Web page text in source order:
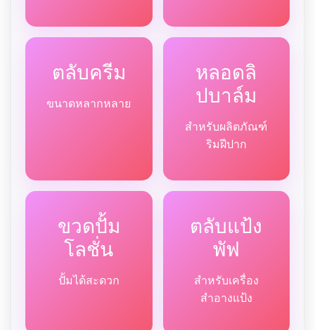
ตลับครีม
ขนาดหลากหลาย
หลอดลิ
ปบาล์ม
สำหรับผลิตภัณฑ์
ริมฝีปาก
ขวดปั้ม
โลชั่น
ปั้มได้สะดวก
ตลับแป้ง
พัฟ
สำหรับเครื่อง
สำอางแป้ง